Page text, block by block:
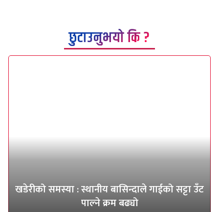
छुटाउनुभयो कि ?
खडेरीको समस्या : स्थानीय बासिन्दाले गाईको सट्टा उँट
पाल्ने क्रम बढ्यो